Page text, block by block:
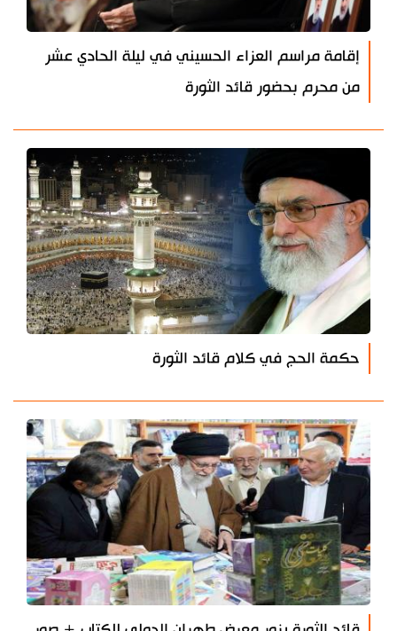
إقامة مراسم العزاء الحسيني في ليلة الحادي عشر
من محرم بحضور قائد الثورة
حكمة الحج في كلام قائد الثورة